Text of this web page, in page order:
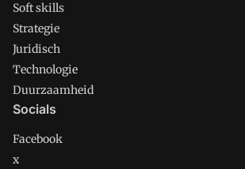
Soft skills
Strategie
Juridisch
Technologie
Duurzaamheid
Socials
Facebook
x